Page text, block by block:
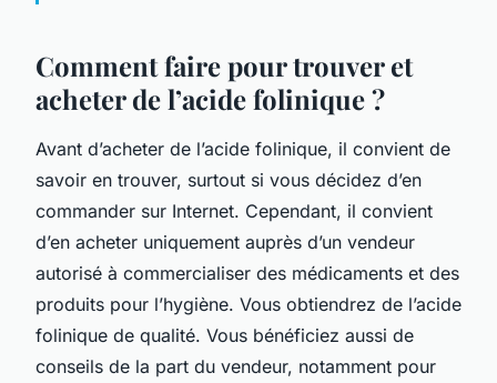
Comment faire pour trouver et
acheter de l’acide folinique ?
Avant d’acheter de l’acide folinique, il convient de
savoir en trouver, surtout si vous décidez d’en
commander sur Internet. Cependant, il convient
d’en acheter uniquement auprès d’un vendeur
autorisé à commercialiser des médicaments et des
produits pour l’hygiène. Vous obtiendrez de l’acide
folinique de qualité. Vous bénéficiez aussi de
conseils de la part du vendeur, notamment pour